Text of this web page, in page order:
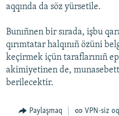
aqqında da söz yürsetile.
Bunıñnen bir sırada, işbu
qırımtatar halqınıñ özüni
keçirmek içün taraflarınıñ
akimiyetinen de,
berilecektir.
Paylaşmaq VPN-siz